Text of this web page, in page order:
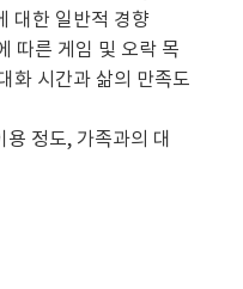
대한 일반적 경향
따른 게임 및 오락 목
화 시간과 삶의 만족도
정도, 가족과의 대